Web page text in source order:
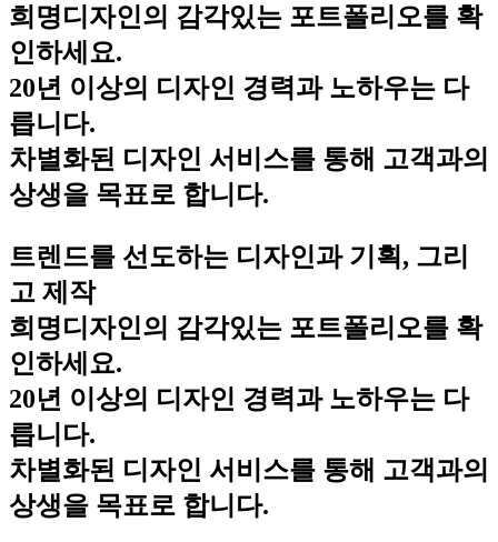
희명디자인의 감각있는 포트폴리오를 확
인하세요.
20년 이상의 디자인 경력과 노하우는 다
릅니다.
차별화된 디자인 서비스를 통해 고객과의
상생을 목표로 합니다.
트렌드를 선도하는 디자인과 기획, 그리
고 제작
희명디자인의 감각있는 포트폴리오를 확
인하세요.
20년 이상의 디자인 경력과 노하우는 다
릅니다.
차별화된 디자인 서비스를 통해 고객과의
상생을 목표로 합니다.